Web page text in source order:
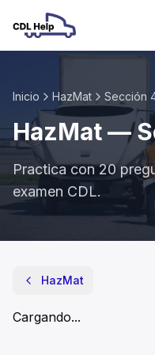
Inicio HazMat Sección
HazMat—
Practica con20
examen CDL.
Un conductor coloca
publicitar la empresa que
HazMat
Cargando...